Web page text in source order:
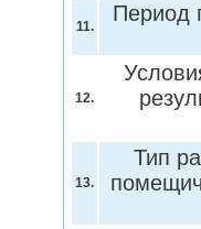
11.
Период
12.
13.
Тип